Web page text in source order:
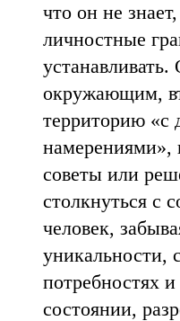
что он не
личностные
устанавливать.
окружающим,
территорию «с
намерениями»,
советы или
столкнуться с
человек,
уникальности,
потребностях
состоянии,